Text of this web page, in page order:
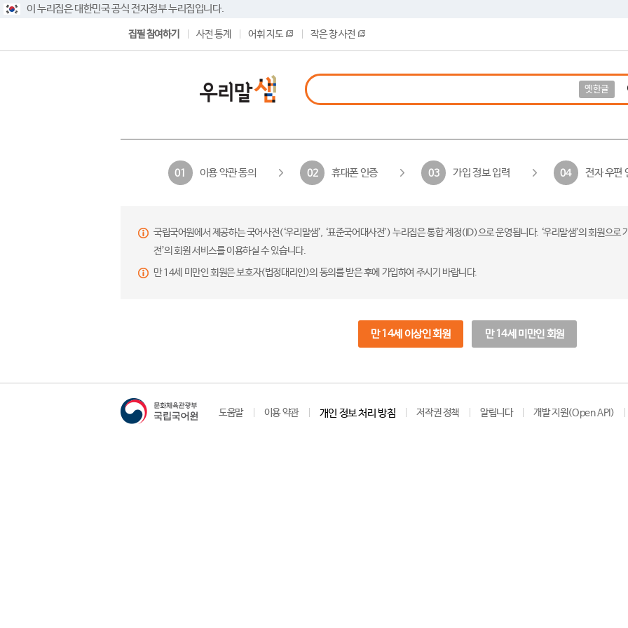
이 누리집은 대한민국 공식 전자정부 누리집입니다.
집필 참여하기 사전 통계 어휘 지도 작은 창 사전
옛한글
01 이용 약관 동의 02 휴대폰 인증 03 가입 정보 입력 04 전자 우편
국립국어원에서 제공하는 국어사전(‘우리말샘’, ‘표준국어대사전’) 누리집은 통합 계정(ID)으로 운영됩니다. ‘우리말샘’의 회원으
전’의 회원 서비스를 이용하실 수 있습니다.
만 14세 미만인 회원은 보호자(법정대리인)의 동의를 받은 후에 가입하여 주시기 바랍니다.
만 14세 이상인 회원 만 14세 미만인 회원
도움말 이용 약관 개인 정보 처리 방침 저작권 정책 알립니다 개발 지원(Open API)